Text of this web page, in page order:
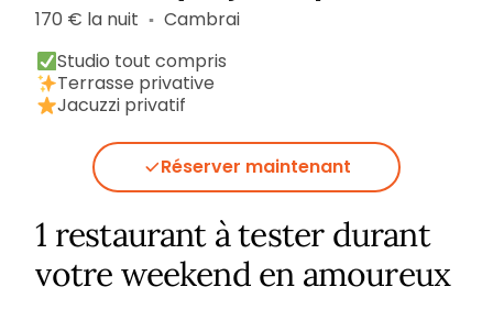
170 € la nuit ▪︎ Cambrai
Studio tout compris
Terrasse privative
Jacuzzi privatif
Réserver maintenant
1 restaurant à tester durant
votre weekend en amoureux